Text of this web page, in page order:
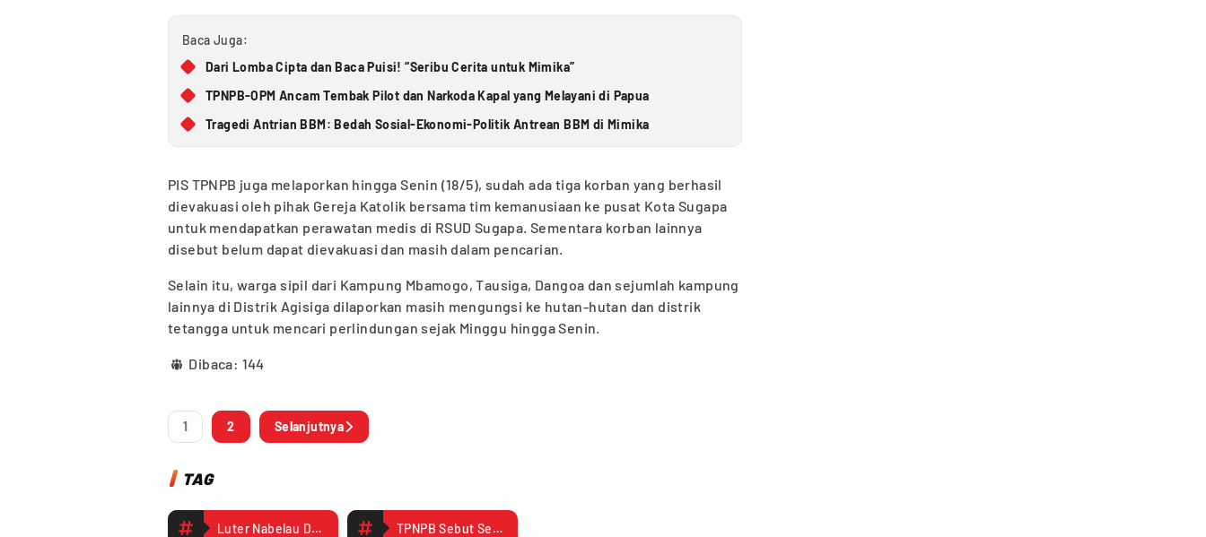
Baca Juga:
Dari Lomba Cipta dan Baca Puisi! “Seribu Cerita untuk Mimika”
TPNPB-OPM Ancam Tembak Pilot dan Narkoda Kapal yang Melayani di Papua
Tragedi Antrian BBM: Bedah Sosial-Ekonomi-Politik Antrean BBM di Mimika
PIS TPNPB juga melaporkan hingga Senin (18/5), sudah ada tiga korban yang berhasil
dievakuasi oleh pihak Gereja Katolik bersama tim kemanusiaan ke pusat Kota Sugapa
untuk mendapatkan perawatan medis di RSUD Sugapa. Sementara korban lainnya
disebut belum dapat dievakuasi dan masih dalam pencarian.
Selain itu, warga sipil dari Kampung Mbamogo, Tausiga, Dangoa dan sejumlah kampung
lainnya di Distrik Agisiga dilaporkan masih mengungsi ke hutan-hutan dan distrik
tetangga untuk mencari perlindungan sejak Minggu hingga Senin.
Dibaca: 144
1 2 Selanjutnya
TAG
Luter Nabelau Dievakuasi Tim Kemanusiaan dan Gereja Katolik TPNPB Sebut Serangan Bom di Gereja sebagai Tindakan Terorisme